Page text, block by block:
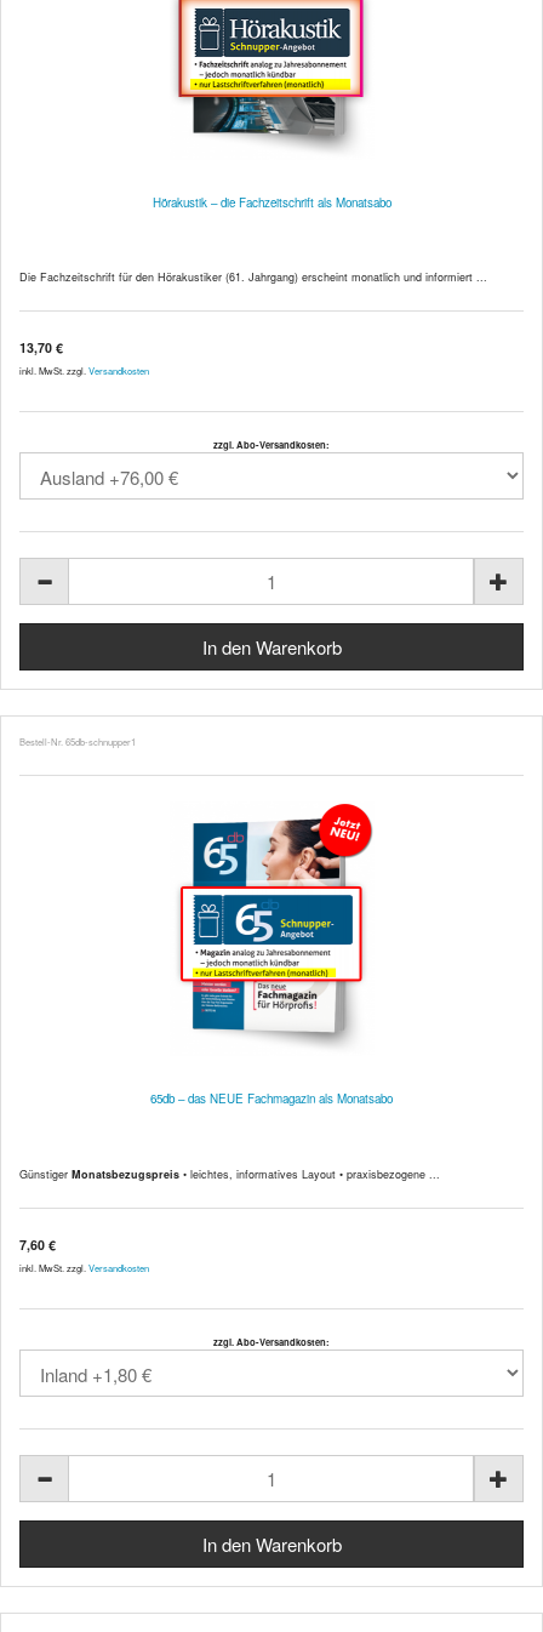
Hörakustik – die Fachzeitschrift als Monatsabo
Die Fachzeitschrift für den Hörakustiker (61. Jahrgang) erscheint monatlich und informiert ...
13,70 €
inkl. MwSt. zzgl. Versandkosten
zzgl. Abo-Versandkosten:
Bestell-Nr. 65db-schnupper1
65db – das NEUE Fachmagazin als Monatsabo
Günstiger Monatsbezugspreis • leichtes, informatives Layout • praxisbezogene ...
7,60 €
inkl. MwSt. zzgl. Versandkosten
zzgl. Abo-Versandkosten: